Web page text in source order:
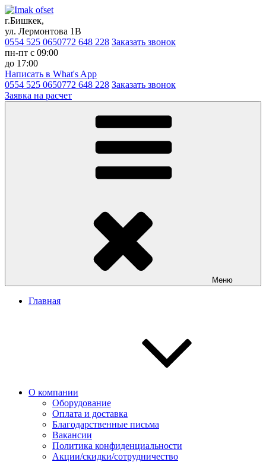
г.Бишкек,
ул. Лермонтова 1В
0554 525 0650772 648 228 Заказать звонок
пн-пт с 09:00
до 17:00
Написать в What's App
0554 525 0650772 648 228 Заказать звонок
Заявка на расчет
Меню
Главная
О компании
Оборудование
Оплата и доставка
Благодарственные письма
Вакансии
Политика конфиденциальности
Акции/скидки/сотрудничество